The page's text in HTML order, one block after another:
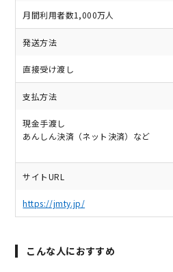
月間利用者数1,000万人
発送方法
直接受け渡し
支払方法
現金手渡し
あんしん決済（ネット決済）など
サイトURL
https://jmty.jp/
こんな人におすすめ